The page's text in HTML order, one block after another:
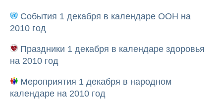
События 1 декабря в календаре ООН на
2010 год
Праздники 1 декабря в календаре здоровья
на 2010 год
Мероприятия 1 декабря в народном
календаре на 2010 год